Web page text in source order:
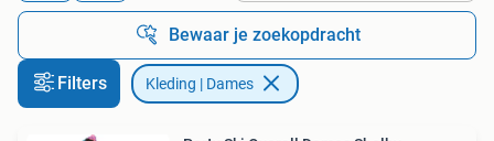
Bewaar je zoekopdracht
Filters Kleding | Dames